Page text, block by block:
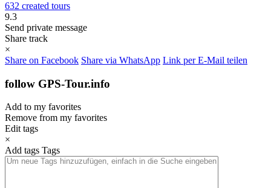
632 created tours
9.3
Send private message
Share track
×
Share on Facebook Share via WhatsApp Link per E-Mail teilen
follow GPS-Tour.info
Add to my favorites
Remove from my favorites
Edit tags
×
Add tags Tags